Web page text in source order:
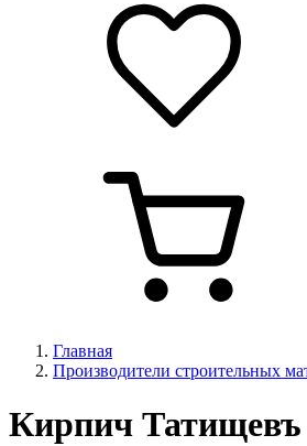
Главная
Производители строительных
Кирпич Татищевъ